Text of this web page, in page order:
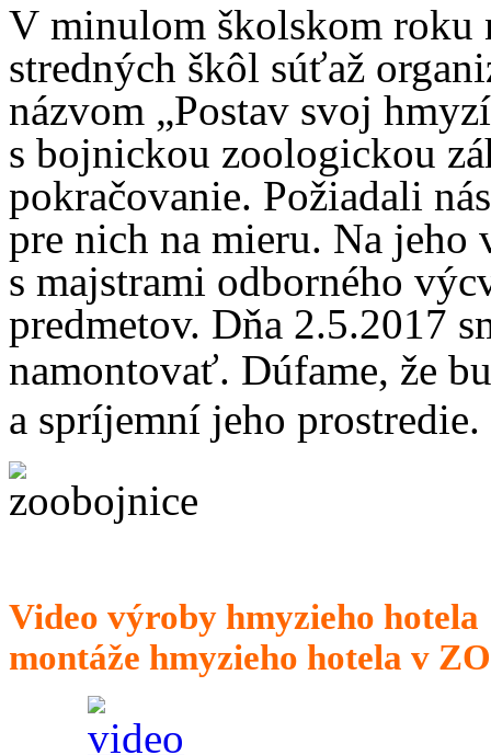
V minulom školskom roku
stredných škôl súťaž
názvom „Postav svoj
s bojnickou zoologickou
pokračovanie. Požiadali
pre nich na mieru. Na
s majstrami odborného
predmetov. Dňa 2.5.2017
namontovať. Dúfame, že
a spríjemní jeho prostredie.
Video výroby
montáže hmyzieho hotela v